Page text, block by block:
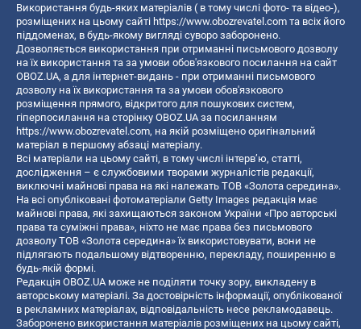
Використання будь-яких матеріалів ( в тому числі фото- та відео-),
розміщених на цьому сайті https://www.obozrevatel.com та всіх його
піддоменах, в будь-якому вигляді суворо заборонено.
Дозволяється використання при отриманні письмового дозволу
на їх використання та за умови обов'язкового посилання на сайт
OBOZ.UA, а для інтернет-видань - при отриманні письмового
дозволу на їх використання та за умови обов'язкового
розміщення прямого, відкритого для пошукових систем,
гіперпосилання на сторінку OBOZ.UA за посиланням
https://www.obozrevatel.com, на якій розміщено оригінальний
матеріал в першому абзаці матеріалу.
Всі матеріали на цьому сайті, в тому числі інтерв’ю, статті,
дослідження – є службовими творами журналістів редакції,
виключні майнові права на які належать ТОВ «Золота середина».
На всі опубліковані фотоматеріали Getty Images редакція має
майнові права, які захищаються законом України «Про авторські
права та суміжні права», ніхто не має права без письмового
дозволу ТОВ «Золота середина» їх використовувати, вони не
підлягають подальшому відтворенню, перекладу, поширенню в
будь-якій формі.
Редакція OBOZ.UA може не поділяти точку зору, викладену в
авторському матеріалі. За достовірність інформації, опублікованої
в рекламних матеріалах, відповідальність несе рекламодавець.
Заборонено використання матеріалів розміщених на цьому сайті,